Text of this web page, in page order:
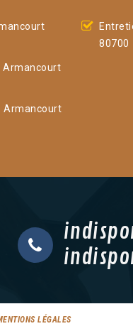
Armancourt
Armancourt
80700
LÉGALES